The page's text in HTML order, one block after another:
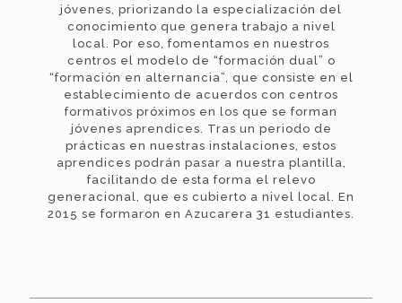
jóvenes, priorizando la especialización del
conocimiento que genera trabajo a nivel
local. Por eso, fomentamos en nuestros
centros el modelo de “formación dual” o
“formación en alternancia”, que consiste en el
establecimiento de acuerdos con centros
formativos próximos en los que se forman
jóvenes aprendices. Tras un periodo de
prácticas en nuestras instalaciones, estos
aprendices podrán pasar a nuestra plantilla,
facilitando de esta forma el relevo
generacional, que es cubierto a nivel local. En
2015 se formaron en Azucarera 31 estudiantes.